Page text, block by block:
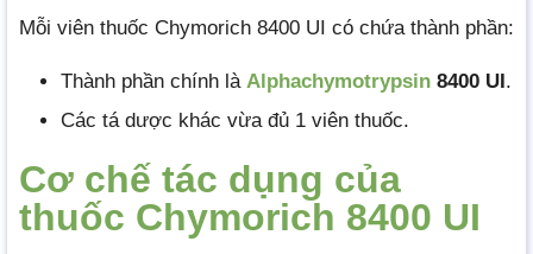
Mỗi viên thuốc Chymorich 8400 UI có chứa thành phần:
Thành phần chính là Alphachymotrypsin 8400 UI.
Các tá dược khác vừa đủ 1 viên thuốc.
Cơ chế tác dụng của
thuốc Chymorich 8400 UI